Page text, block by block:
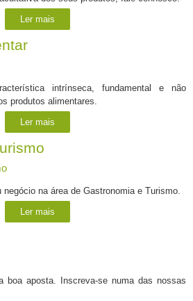
Ler mais
intrínseca, fundamental e não
produtos alimentares.
Ler mais
na área de Gastronomia e Turismo.
Ler mais
boa aposta. Inscreva-se numa das nossas